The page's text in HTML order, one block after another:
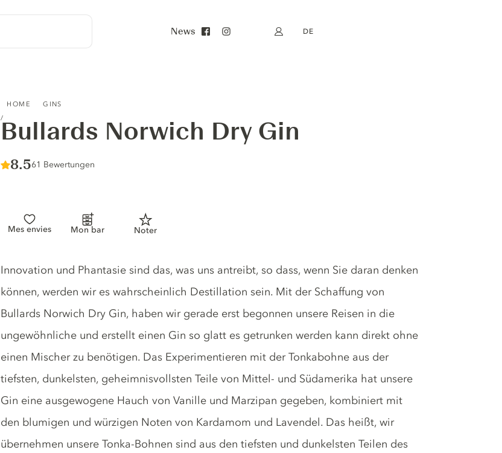
News Mein Konto
DE
HOME GINS
Bullards Norwich Dry Gin
Score :
8.5/ 10
61 Bewertungen
Mes envies Mon bar Noter
Gin description
Innovation und Phantasie sind das, was uns antreibt, so dass, wenn Sie daran denken
können, werden wir es wahrscheinlich Destillation sein. Mit der Schaffung von
Bullards Norwich Dry Gin, haben wir gerade erst begonnen unsere Reisen in die
ungewöhnliche und erstellt einen Gin so glatt es getrunken werden kann direkt ohne
einen Mischer zu benötigen. Das Experimentieren mit der Tonkabohne aus der
tiefsten, dunkelsten, geheimnisvollsten Teile von Mittel- und Südamerika hat unsere
Gin eine ausgewogene Hauch von Vanille und Marzipan gegeben, kombiniert mit
den blumigen und würzigen Noten von Kardamom und Lavendel. Das heißt, wir
übernehmen unsere Tonka-Bohnen sind aus den tiefsten und dunkelsten Teilen des